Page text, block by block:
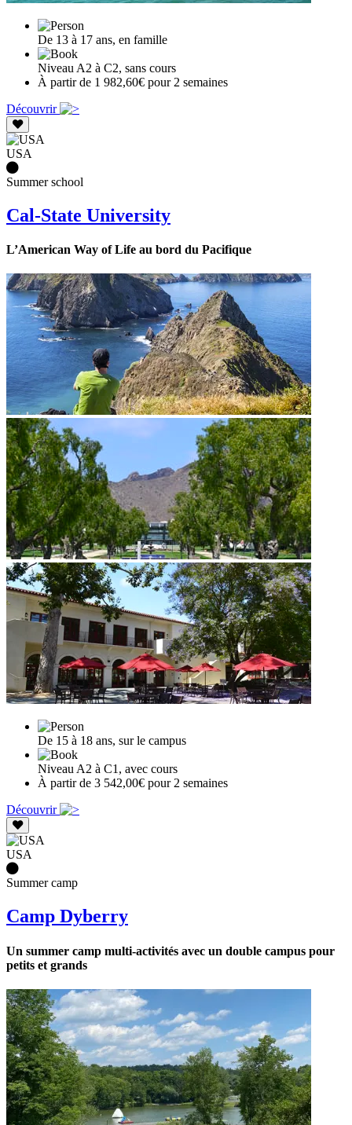
De 13 à 17 ans, en famille
Niveau A2 à C2, sans cours
À partir de 1 982,60€ pour 2 semaines
Découvrir
USA
Summer school
Cal-State University
L’American Way of Life au bord du Pacifique
De 15 à 18 ans, sur le campus
Niveau A2 à C1, avec cours
À partir de 3 542,00€ pour 2 semaines
Découvrir
USA
Summer camp
Camp Dyberry
Un summer camp multi-activités avec un double campus pour
petits et grands